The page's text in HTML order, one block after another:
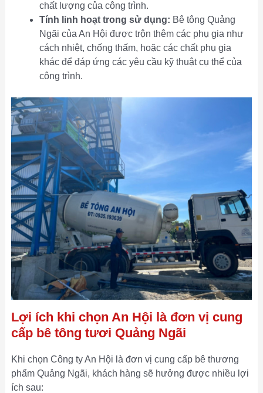
chất lượng của công trình.
Tính linh hoạt trong sử dụng: Bê tông Quảng
Ngãi của An Hội được trộn thêm các phụ gia như
cách nhiệt, chống thấm, hoặc các chất phụ gia
khác để đáp ứng các yêu cầu kỹ thuật cụ thể của
công trình.
Lợi ích khi chọn An Hội là đơn vị cung
cấp bê tông tươi Quảng Ngãi
Khi chọn Công ty An Hội là đơn vị cung cấp bê thương
phẩm Quảng Ngãi, khách hàng sẽ hưởng được nhiều lợi
ích sau: